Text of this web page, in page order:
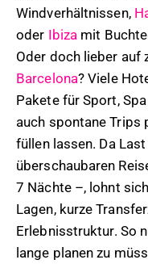
Windverhältnissen,
oder Ibiza mit
Oder doch lieber auf
Barcelona? Viele
Pakete für Sport,
auch spontane
füllen lassen. Da
überschaubaren
7 Nächte –, lohnt
Lagen, kurze
Erlebnisstruktur. So
lange planen zu